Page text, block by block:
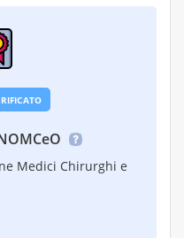
Medici Chirurghi e